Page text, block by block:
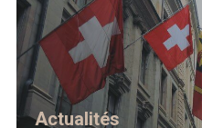
Actualités